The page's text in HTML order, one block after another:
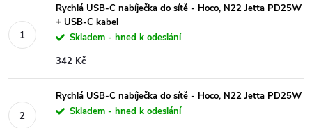
Rychlá USB-C nabíječka do sítě - Hoco, N22 Jetta PD25W
+ USB-C kabel
Skladem - hned k odeslání
342 Kč
Rychlá USB-C nabíječka do sítě - Hoco, N22 Jetta PD25W
Skladem - hned k odeslání